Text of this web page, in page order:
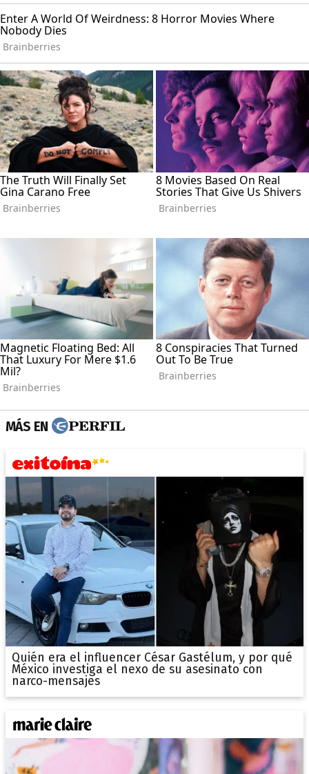
MÁS EN
Quién era el influencer César Gastélum, y por qué
México investiga el nexo de su asesinato con
narco-mensajes